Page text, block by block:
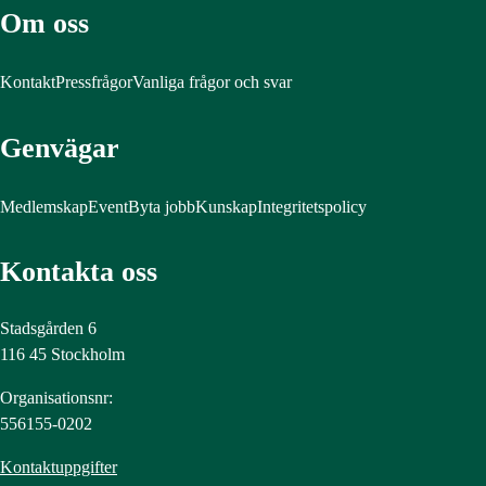
Om oss
KontaktPressfrågorVanliga frågor och svar
Genvägar
MedlemskapEventByta jobbKunskapIntegritetspolicy
Kontakta oss
Stadsgården 6
116 45 Stockholm
Organisationsnr:
556155-0202
Kontaktuppgifter